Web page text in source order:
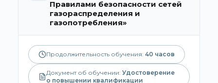
Правилами безопасности сетей
газораспределения и
газопотребления»
Продолжительность обучения: 40 часов
Документ об обучении: Удостоверение
о повышении квалификации